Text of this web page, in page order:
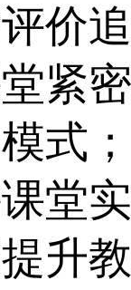
价
紧
式
堂
升